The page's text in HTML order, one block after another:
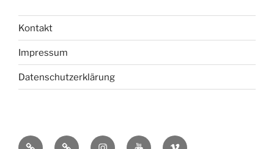
Kontakt
Impressum
Datenschutzerklärung
bsky MastadonInstagramYou Vimeo